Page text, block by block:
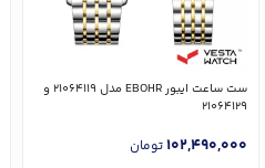
ست ساعت ایبور EBOHR مدل 21064119 و
21064129
102,490,000تومان